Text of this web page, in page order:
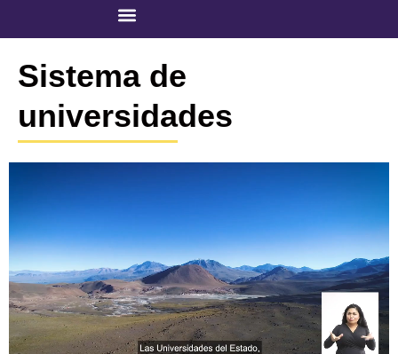
Sistema de
universidades